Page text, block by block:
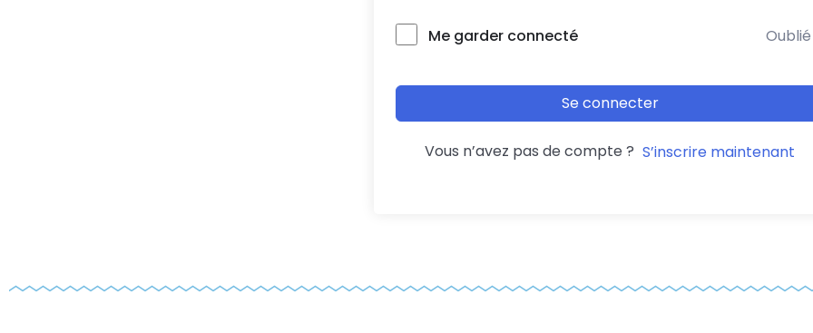
Me garder connecté
Se connecter
Vous n’avez pas de compte ? S’inscrire maintenant